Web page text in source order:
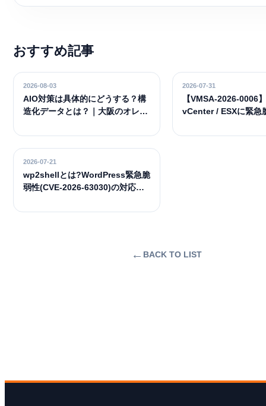
おすすめ記事
2026-08-03
AIO対策は具体的にどうする？構
造化データとは？｜大阪のオレン
2026-07-31
【VMSA-2026-0006
vCenter / ESXに緊急
やるべき対処法
2026-07-21
wp2shellとは?WordPress緊急脆
弱性(CVE-2026-63030)の対応方
← BACK TO LIST